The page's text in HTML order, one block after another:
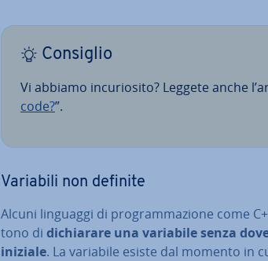
Consiglio
Vi abbiamo in­cu­rio­si­to? Leggete anche
code?”.
Variabili non definite
Alcuni linguaggi di pro­gram­ma­zio­ne come
to­no di di­chia­ra­re una variabile senza
iniziale. La variabile esiste dal momento in